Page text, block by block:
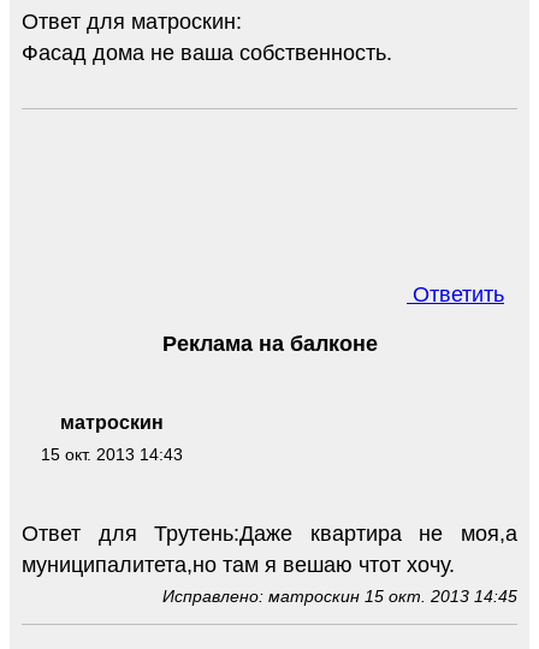
Ответ для матроскин:
Фасад дома не ваша собственность.
Ответить
матроскин
15 окт. 2013 14:43
Реклама на балконе
Ответ для Трутень:Даже квартира не моя,а
муниципалитета,но там я вешаю чтот хочу.
Исправлено: матроскин 15 окт. 2013 14:45